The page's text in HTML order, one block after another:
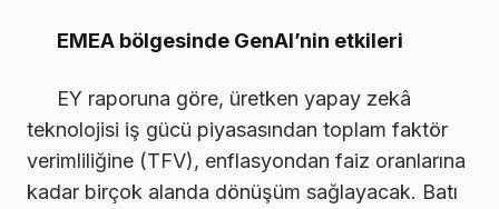
EMEA bölgesinde GenAI’nin etkileri
EY raporuna göre, üretken yapay zekâ
teknolojisi iş gücü piyasasından toplam faktör
verimliliğine (TFV), enflasyondan faiz oranlarına
kadar birçok alanda dönüşüm sağlayacak. Batı